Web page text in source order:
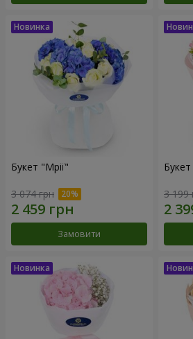
Букет "Мрії"
3 074 грн
Замовити
3 199